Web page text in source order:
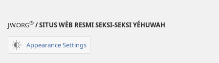
April
JW.ORG® / SITUS WÈB RESMI SEKSI-SEKSI YÉHUWAH
Appearance Settings